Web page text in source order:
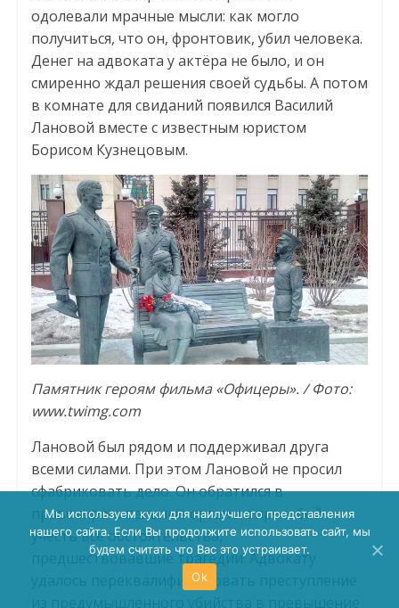
одолевали мрачные мысли: как могло
получиться, что он, фронтовик, убил человека.
Денег на адвоката у актёра не было, и он
смиренно ждал решения своей судьбы. А потом
в комнате для свиданий появился Василий
Лановой вместе с известным юристом
Борисом Кузнецовым.
Памятник героям фильма «Офицеры». / Фото:
www.twimg.com
Лановой был рядом и поддерживал друга
всеми силами. При этом Лановой не просил
сфабриковать дело. Он обратился в
правоохранительные органы с просьбой
учесть все обстоятельства,
предшествовавшие трагедии. Адвокату
удалось переквалифицировать преступление
Мы используем куки для наилучшего представления
нашего сайта. Если Вы продолжите использовать сайт, мы
будем считать что Вас это устраивает.
Ok